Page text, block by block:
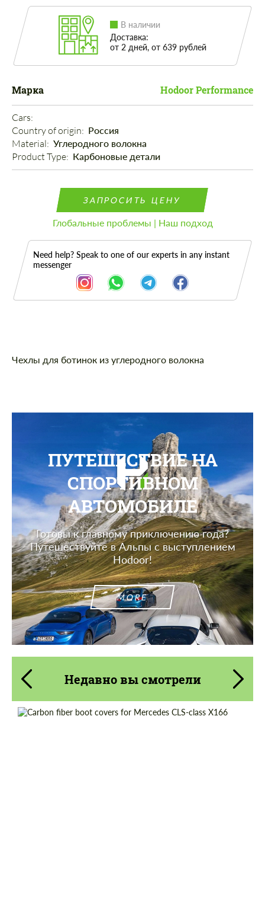
В наличии
Доставка:
от 2 дней, от 639 рублей
Марка Hodoor Performance
Cars:
Country of origin: Россия
Material: Углеродного волокна
Product Type: Карбоновые детали
ЗАПРОСИТЬ ЦЕНУ
Глобальные проблемы | Наш подход
Need help? Speak to one of our experts in any instant
messenger
Описание
Чехлы для ботинок из углеродного волокна
ПУТЕШЕСТВИЕ НА
СПОРТИВНОМ
АВТОМОБИЛЕ
Готовы к главному приключению года?
Путешествуйте в Альпы с выступлением
Hodoor!
MORE
Недавно вы смотрели